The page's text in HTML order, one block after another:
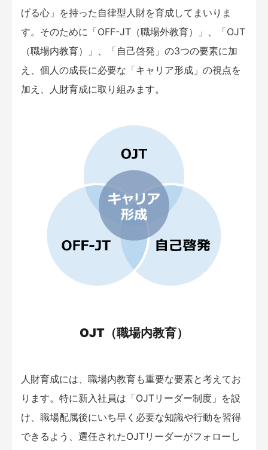
げる心」を持った自律型人財を育成してまいりま
す。そのために「OFF-JT（職場外教育）」、「OJT
（職場内教育）」、「自己啓発」の3つの要素に加
え、個人の成長に必要な「キャリア形成」の視点を
加え、人財育成に取り組みます。
OJT（職場内教育）
人財育成には、職場内教育も重要な要素と考えてお
ります。特に新入社員は「OJTリーダー制度」を設
け、職場配属後にいち早く必要な知識や行動を習得
できるよう、選任されたOJTリーダーがフォローし